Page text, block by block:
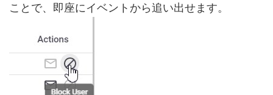
ことで、即座にイベントから追い出せます。